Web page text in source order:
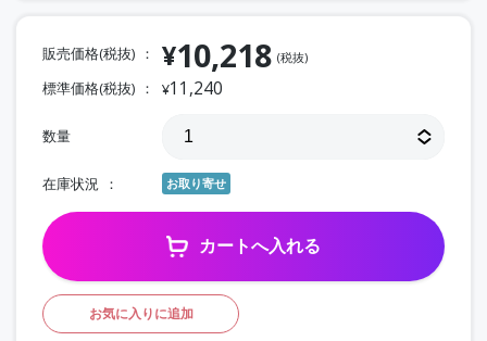
販売価格(税抜) ¥10,218 (税抜)
標準価格(税抜) ¥11,240
数量
在庫状況 お取り寄せ
カートへ入れる
お気に入りに追加